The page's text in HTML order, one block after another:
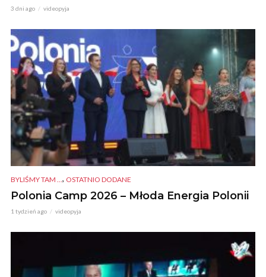
3 dni ago videopyja
BYLIŚMY TAM ... , OSTATNIO DODANE
Polonia Camp 2026 – Młoda Energia Polonii
1 tydzień ago videopyja